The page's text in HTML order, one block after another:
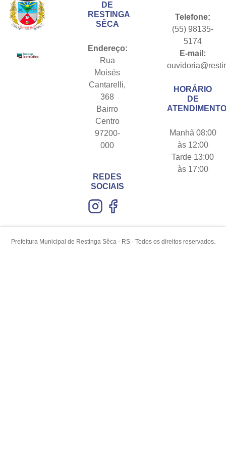
DE
RESTINGA
SÊCA
Endereço:
Rua
Moisés
Cantarelli,
368
Bairro
Centro
97200-
000
REDES
SOCIAIS
Telefone:
(55) 98135-
5174
E-mail:
HORÁRIO
DE
Manhã 08:00
às 12:00
Tarde 13:00
às 17:00
Prefeitura Municipal de Restinga Sêca - RS - Todos os direitos reservados.